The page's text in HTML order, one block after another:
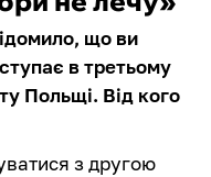
що ви
в третьому
Польщі. Від кого
з другою